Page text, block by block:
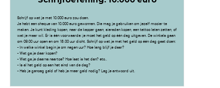
Schrijf op wat je met 10.000 euro zou doen.
Je hebt een cheque van 10.000 euro gewonnen. Die mag je gebruiken om jezelf mooier te
maken. Je kunt kleding kopen, naar de kapper gaan, sieraden kopen, een tattoo laten zetten, of
wat je maar wil. Er is één voorwaarde: je moet het geld op één dag uitgeven. De winkels gaan
om 09.00 uur open en om 18.00 uur dicht. Schrijf op wat je met het geld op één dag gaat doen:
- In welke winkel begin je om negen uur? Hoe lang blijf je daar?
- Wat ga je daar kopen?
- Wat ga je daarna naartoe? Hoe laat is het dan? etc..
- Is al het geld op aan het eind van de dag?
- Heb je genoeg geld of heb je meer geld nodig? Leg je antwoord uit.